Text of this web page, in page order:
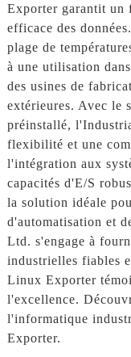
Exporter garantit un
efficace des
plage de
à une utilisation
des usines de
extérieures. Avec le
préinstallé,
flexibilité et une
l'intégration aux
capacités d'E/S
la solution idéale
d'automatisation et
Ltd. s'engage à
industrielles fiables
Linux Exporter
l'excellence.
l'informatique
Exporter.